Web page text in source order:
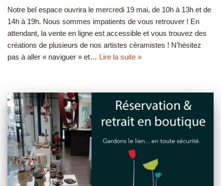
Notre bel espace ouvrira le mercredi 19 mai, de 10h à 13h et de
14h à 19h. Nous sommes impatients de vous retrouver ! En
attendant, la vente en ligne est accessible et vous trouvez des
créations de plusieurs de nos artistes céramistes ! N’hésitez
pas à aller « naviguer » et… Lire la suite »